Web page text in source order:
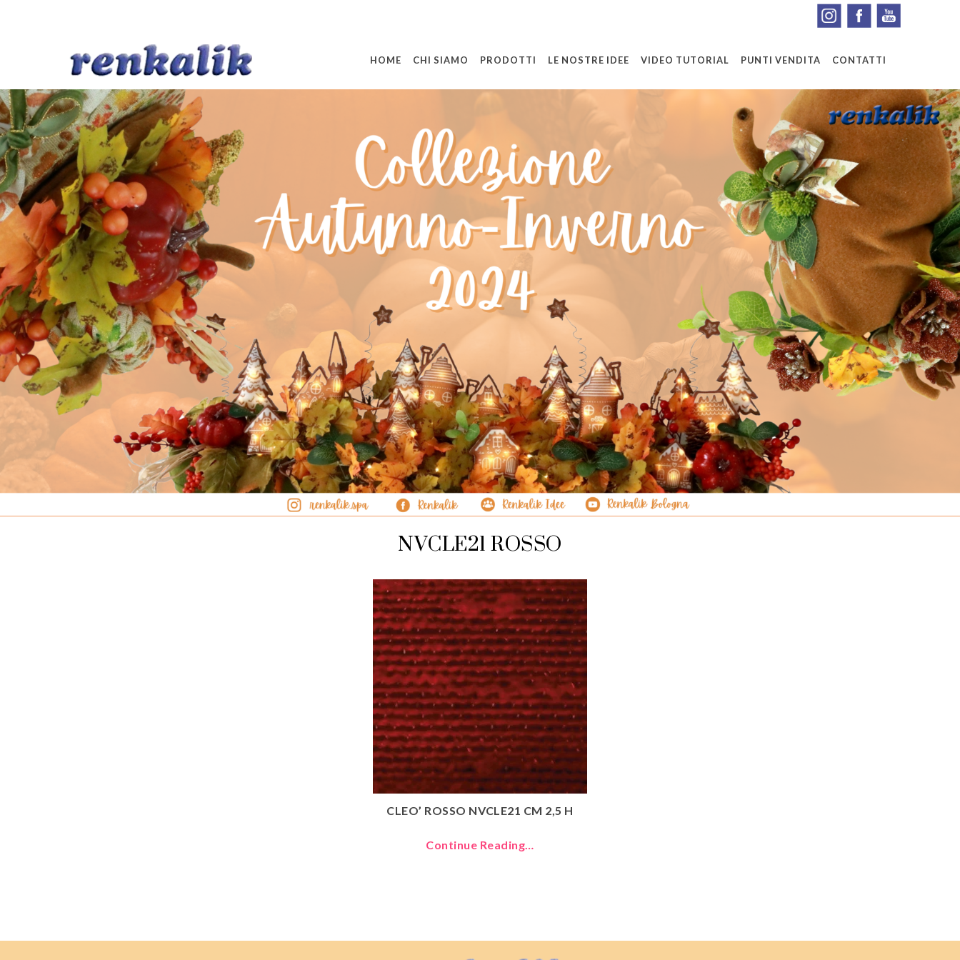
HOME CHI SIAMO PRODOTTI LE NOSTRE IDEE VIDEO TUTORIAL PUNTI VENDITA CONTATTI
NVCLE21 ROSSO
CLEO’ ROSSO NVCLE21 CM 2,5 H
Continue Reading…